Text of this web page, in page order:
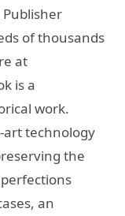
of thousands
at
is a
work.
art technology
the
an